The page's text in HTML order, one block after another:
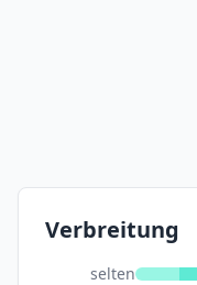
Verbreitung
selten